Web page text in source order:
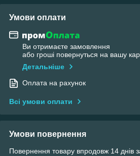
Умови оплати
Ви отримаєте замовлення
або гроші повернуться на вашу
Детальніше
Оплата на рахунок
Всі умови оплати
Умови повернення
Повернення товару впродовж 14 днів